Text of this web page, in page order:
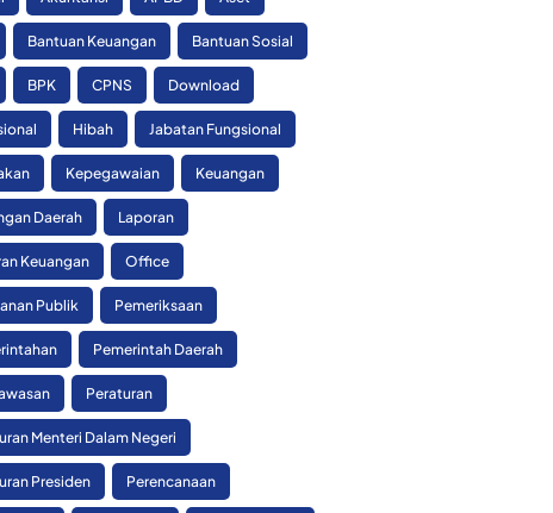
Bantuan Keuangan Bantuan Sosial
BPK CPNS Download
Hibah Jabatan Fungsional
Kepegawaian Keuangan
Daerah Laporan
Keuangan Office
Publik Pemeriksaan
Pemerintah Daerah
Peraturan
Menteri Dalam Negeri
Presiden Perencanaan